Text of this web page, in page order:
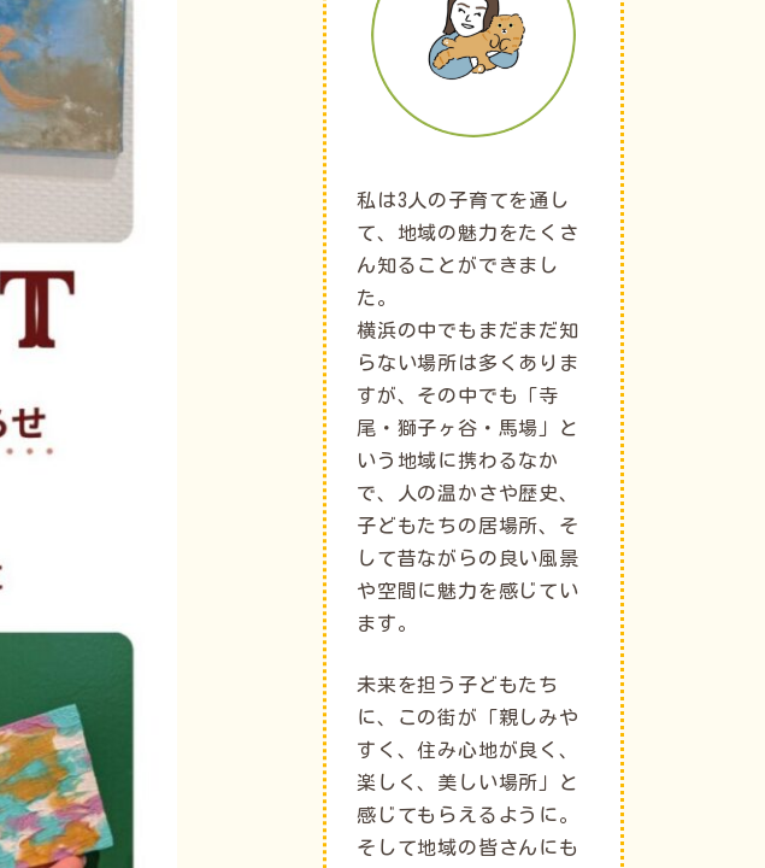
私は3人の子育てを通し
て、地域の魅力をたくさ
ん知ることができまし
た。
横浜の中でもまだまだ知
らない場所は多くありま
すが、その中でも「寺
尾・獅子ヶ谷・馬場」と
いう地域に携わるなか
で、人の温かさや歴史、
子どもたちの居場所、そ
して昔ながらの良い風景
や空間に魅力を感じてい
ます。
未来を担う子どもたち
に、この街が「親しみや
すく、住み心地が良く、
楽しく、美しい場所」と
感じてもらえるように。
そして地域の皆さんにも